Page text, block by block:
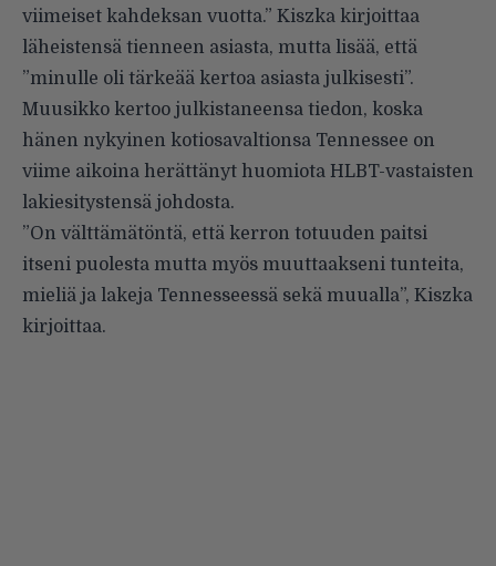
viimeiset kahdeksan vuotta.” Kiszka kirjoittaa
läheistensä tienneen asiasta, mutta lisää, että
”minulle oli tärkeää kertoa asiasta julkisesti”.
Muusikko kertoo julkistaneensa tiedon, koska
hänen nykyinen kotiosavaltionsa Tennessee on
viime aikoina herättänyt huomiota HLBT-vastaisten
lakiesitystensä johdosta.
”On välttämätöntä, että kerron totuuden paitsi
itseni puolesta mutta myös muuttaakseni tunteita,
mieliä ja lakeja Tennesseessä sekä muualla”, Kiszka
kirjoittaa.